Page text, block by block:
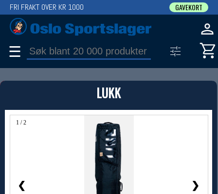
LUKK
1 / 2
❮ ❯
FRI FRAKT OVER KR 1000 GAVEKORT
☰
PRODUKT
Produkter (1)
Bruk filter til å spisse søket